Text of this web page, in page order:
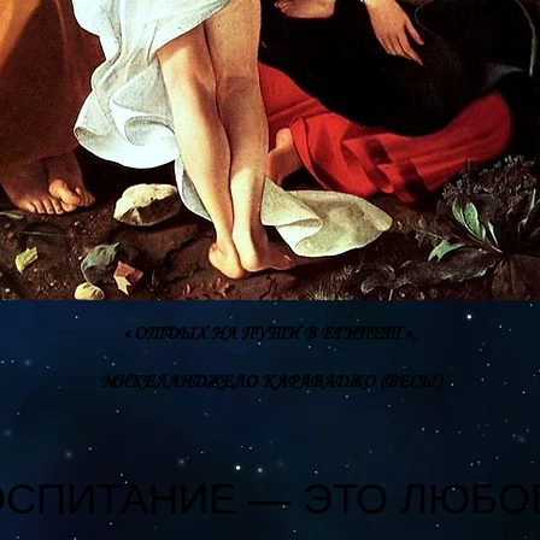
« ОТДЫХ НА ПУТИ В ЕГИПЕТ »,
МИКЕЛАНДЖЕЛО КАРАВАДЖО (ВЕСЫ)
— ЭТО